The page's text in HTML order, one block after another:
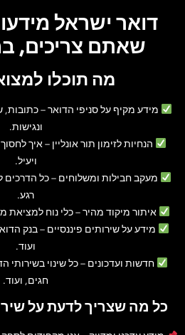
דואר ישראל
שאתם צריכים,
מה תוכלו
מידע מקיף על סניפי הדואר– כתובות,
ונגישות.
הנחיות לזימון תור אונליין – איך
ויעיל.
מעקב חבילות ומשלוחים – כל הדרכים
רגע.
איתור מיקוד מהיר– כלי נוח למציאת
מידע על שירותים פיננסיים – בנק
ועוד.
חדשות ועדכונים – כל שינוי בשירותי
חגים, ועוד.
כל מה שצריך לדעת על